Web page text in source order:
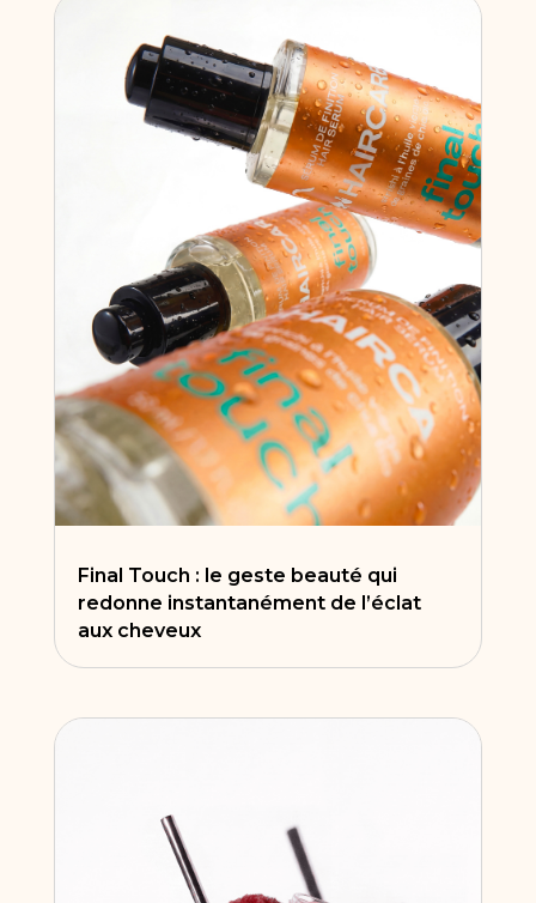
Final Touch : le geste beauté qui
redonne instantanément de l’éclat
aux cheveux